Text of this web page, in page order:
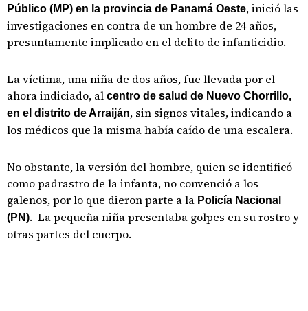
Público (MP) en la provincia de Panamá Oeste, inició las
investigaciones en contra de un hombre de 24 años,
presuntamente implicado en el delito de infanticidio.
La víctima, una niña de dos años, fue llevada por el
ahora indiciado, al centro de salud de Nuevo Chorrillo,
en el distrito de Arraiján, sin signos vitales, indicando a
los médicos que la misma había caído de una escalera.
No obstante, la versión del hombre, quien se identificó
como padrastro de la infanta, no convenció a los
galenos, por lo que dieron parte a la Policía Nacional
(PN). La pequeña niña presentaba golpes en su rostro y
otras partes del cuerpo.